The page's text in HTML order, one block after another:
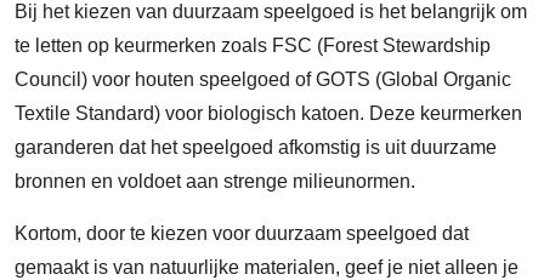
Bij het kiezen van duurzaam speelgoed is het belangrijk om
te letten op keurmerken zoals FSC (Forest Stewardship
Council) voor houten speelgoed of GOTS (Global Organic
Textile Standard) voor biologisch katoen. Deze keurmerken
garanderen dat het speelgoed afkomstig is uit duurzame
bronnen en voldoet aan strenge milieunormen.
Kortom, door te kiezen voor duurzaam speelgoed dat
gemaakt is van natuurlijke materialen, geef je niet alleen je